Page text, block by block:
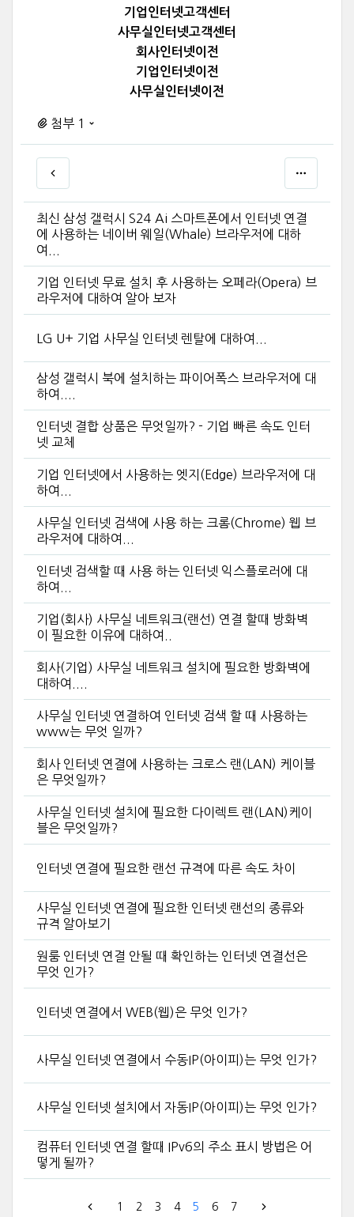
기업인터넷고객센터
사무실인터넷고객센터
회사인터넷이전
기업인터넷이전
사무실인터넷이전
첨부 1
최신 삼성 갤럭시 S24 Ai 스마트폰에서 인터넷 연결
에 사용하는 네이버 웨일(Whale) 브라우저에 대하
여...
기업 인터넷 무료 설치 후 사용하는 오페라(Opera) 브
라우저에 대하여 알아 보자
LG U+ 기업 사무실 인터넷 렌탈에 대하여...
삼성 갤럭시 북에 설치하는 파이어폭스 브라우저에 대
하여....
인터넷 결합 상품은 무엇일까? - 기업 빠른 속도 인터
넷 교체
기업 인터넷에서 사용하는 엣지(Edge) 브라우저에 대
하여...
사무실 인터넷 검색에 사용 하는 크롬(Chrome) 웹 브
라우저에 대하여...
인터넷 검색할 때 사용 하는 인터넷 익스플로러에 대
하여...
기업(회사) 사무실 네트워크(랜선) 연결 할때 방화벽
이 필요한 이유에 대하여..
회사(기업) 사무실 네트워크 설치에 필요한 방화벽에
대하여....
사무실 인터넷 연결하여 인터넷 검색 할 때 사용하는
www는 무엇 일까?
회사 인터넷 연결에 사용하는 크로스 랜(LAN) 케이블
은 무엇일까?
사무실 인터넷 설치에 필요한 다이렉트 랜(LAN)케이
블은 무엇일까?
인터넷 연결에 필요한 랜선 규격에 따른 속도 차이
사무실 인터넷 연결에 필요한 인터넷 랜선의 종류와
규격 알아보기
원룸 인터넷 연결 안될 때 확인하는 인터넷 연결선은
무엇 인가?
인터넷 연결에서 WEB(웹)은 무엇 인가?
사무실 인터넷 연결에서 수동IP(아이피)는 무엇 인가?
사무실 인터넷 설치에서 자동IP(아이피)는 무엇 인가?
컴퓨터 인터넷 연결 할때 IPv6의 주소 표시 방법은 어
떻게 될까?
1 2 3 4 5 6 7